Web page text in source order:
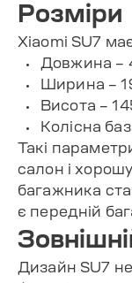
Розміри
Xiaomi SU7
Довжина –
Ширина –
Висота –
Колісна
Такі
салон і хорошу
багажника
є передній
Дизайн SU7